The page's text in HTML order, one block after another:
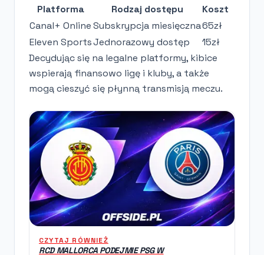
Platforma
Rodzaj dostępu
Koszt
Canal+ OnlineSubskrypcja miesięczna65zł
Eleven SportsJednorazowy dostęp
15zł
Decydując się na legalne platformy, kibice
wspierają finansowo ligę i kluby, a także
mogą cieszyć się płynną transmisją meczu.
CZYTAJ RÓWNIEŻ
RCD MALLORCA PODEJMIE PSG W